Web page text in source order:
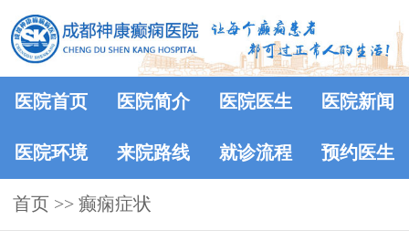
医院首页 医院简介 医院医生 医院新闻
医院环境 来院路线 就诊流程 预约医生
首页 >> 癫痫症状